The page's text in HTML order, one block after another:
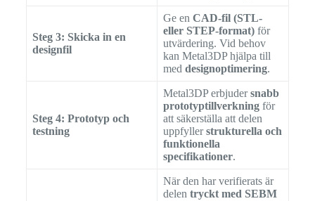
Steg 3: Skicka in en
designfil
Ge en CAD-fil (STL-
eller STEP-format)för
utvärdering. Vid behov
kan Metal3DP hjälpa till
med designoptimering.
Steg 4: Prototyp och
testning
Metal3DP erbjudersnabb
prototyptillverkningför
att säkerställa att delen
uppfyllerstrukturella och
funktionella
specifikationer.
När den har verifierats är
delen tryckt med SEBM